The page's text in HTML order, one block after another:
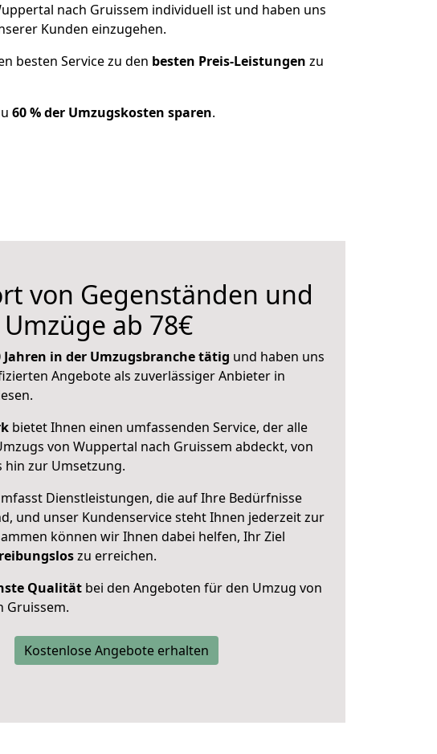
nach Gruissem individuell ist und haben uns
Kunden einzugehen.
besten Service zu den besten Preis-Leistungen zu
60 % der Umzugskosten sparen.
von Gegenständen und
ab 78€
Jahren in der Umzugsbranche tätig und haben uns
Angebote als zuverlässiger Anbieter in
bietet Ihnen einen umfassenden Service, der alle
von Wuppertal nach Gruissem abdeckt, von
hin zur Umsetzung.
Dienstleistungen, die auf Ihre Bedürfnisse
und unser Kundenservice steht Ihnen jederzeit zur
können wir Ihnen dabei helfen, Ihr Ziel
zu erreichen.
Qualität bei den Angeboten für den Umzug von
Gruissem.
Kostenlose Angebote erhalten